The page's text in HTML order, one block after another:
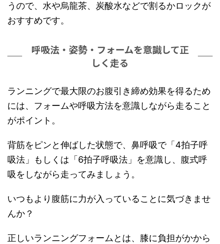
うので、水や烏龍茶、炭酸水などで割るかロックが
おすすめです。
呼吸法・姿勢・フォームを意識して正
しく走る
ランニングで最大限のお腹引き締め効果を得るため
には、フォームや呼吸方法を意識しながら走ること
がポイント。
背筋をピンと伸ばした状態で、鼻呼吸で「4拍子呼
吸法」もしくは「6拍子呼吸法」を意識し、腹式呼
吸をしながら走ってみましょう。
いつもより腹筋に力が入っていることに気づきませ
んか？
正しいランニングフォームとは、膝に負担がかから